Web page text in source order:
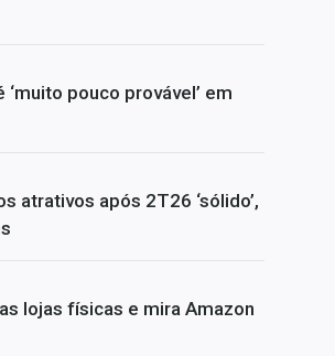
pouco provável’ em
atrativos após 2T26 ‘sólido’,
lojas físicas e mira Amazon